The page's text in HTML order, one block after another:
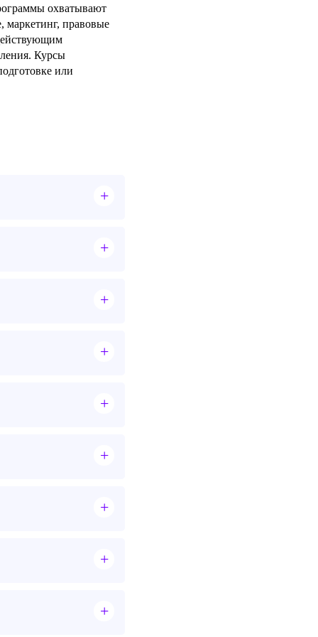
охватывают
маркетинг, правовые
Курсы
или
+
+
+
+
+
+
+
+
+